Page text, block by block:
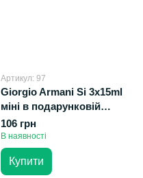
Артикул: 97
Giorgio Armani Si 3х15ml
міні в подарунковій
упаковці
106 грн
В наявності
Купити